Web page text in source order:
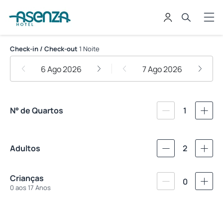
Asenza Hotel
Check-in / Check-out 1 Noite
6 Ago 2026 7 Ago 2026
N° de Quartos 1
Adultos 2
Crianças
0 aos 17 Anos
0